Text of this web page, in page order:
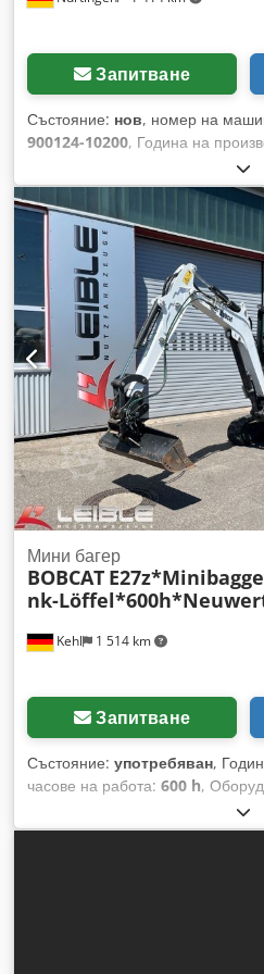
Запитване
Състояние: нов, номер на
900124-10200, Година на
,
тип двигател: няма,
Aqgsf
Kehl 1 514 km
Мини багер
BOBCAT
nk-
Запитване
Състояние: употребяван,
часове на работа: 600 h,
, BOBCAT E27z
скъсена задна част, с
FIN / PIN: B4B915343 Шаси /